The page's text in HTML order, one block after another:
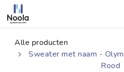
Overslaan naar inhoud
Alle producten
Sweater met naam -
Rood